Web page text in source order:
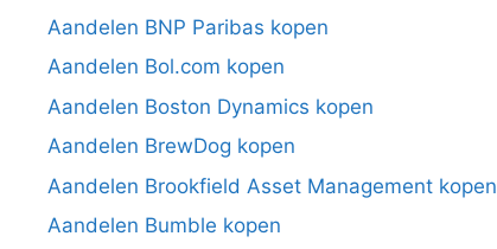
Aandelen BNP Paribas kopen
Aandelen Bol.com kopen
Aandelen Boston Dynamics kopen
Aandelen BrewDog kopen
Aandelen Brookfield Asset Management kopen
Aandelen Bumble kopen